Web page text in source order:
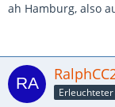
ah Hamburg, also
Erleuchteter